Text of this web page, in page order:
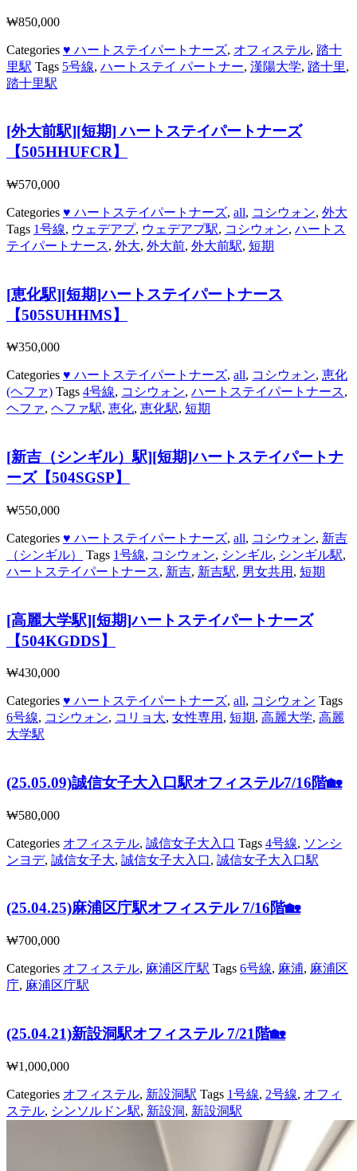
₩850,000
Categories ♥ ハートステイパートナーズ, オフィステル, 踏十
里駅 Tags 5号線, ハートステイ パートナー, 漢陽大学, 踏十里,
踏十里駅
[外大前駅][短期] ハートステイパートナーズ
【505HHUFCR】
₩570,000
Categories ♥ ハートステイパートナーズ, all, コシウォン, 外大
Tags 1号線, ウェデアプ, ウェデアプ駅, コシウォン, ハートス
テイパートナース, 外大, 外大前, 外大前駅, 短期
[恵化駅][短期]ハートステイパートナース
【505SUHHMS】
₩350,000
Categories ♥ ハートステイパートナーズ, all, コシウォン, 恵化
(ヘファ) Tags 4号線, コシウォン, ハートステイパートナース,
ヘファ, ヘファ駅, 恵化, 恵化駅, 短期
[新吉（シンギル）駅][短期]ハートステイパートナ
ーズ【504SGSP】
₩550,000
Categories ♥ ハートステイパートナーズ, all, コシウォン, 新吉
（シンギル）
Tags 1号線, コシウォン, シンギル, シンギル駅,
ハートステイパートナース, 新吉, 新吉駅, 男女共用 , 短期
[高麗大学駅][短期]ハートステイパートナーズ
【504KGDDS】
₩430,000
Categories ♥ ハートステイパートナーズ, all, コシウォン Tags
6号線, コシウォン, コリョ大, 女性専用 , 短期, 高麗大学, 高麗
大学駅
(25.05.09)誠信女子大入口駅オフィステル7/16階🏡
₩580,000
Categories オフィステル, 誠信女子大入口 Tags 4号線, ソンシ
ンヨデ, 誠信女子大, 誠信女子大入口, 誠信女子大入口駅
(25.04.25)麻浦区庁駅オフィステル 7/16階🏡
₩700,000
Categories オフィステル, 麻浦区庁駅 Tags 6号線, 麻浦, 麻浦区
庁, 麻浦区庁駅
(25.04.21)新設洞駅オフィステル 7/21階🏡
₩1,000,000
Categories オフィステル, 新設洞駅 Tags 1号線, 2号線, オフィ
ステル, シンソルドン駅, 新設洞, 新設洞駅